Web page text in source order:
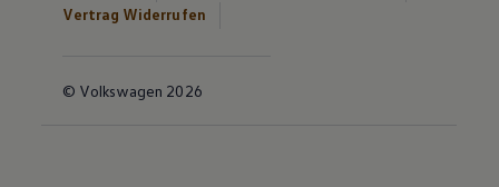
Vertrag Widerrufen
© Volkswagen 2026